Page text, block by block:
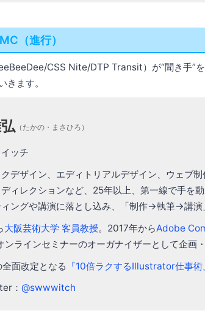
（進行）
CSS Nite/DTP Transit）が“聞き手”
きます。
（たかの・まさひろ）
ッチ
デザイン、エディトリアルデザイン、ウェブ
ィレクションなど、25年以上、第一線で手を
ングや講演に落とし込み、「制作→執筆→講演
大阪芸術大学 客員教授。2017年からAdobe
ラインセミナーのオーガナイザーとして企画
面改定となる 『10倍ラクするIllustrator仕事術
： @swwwitch